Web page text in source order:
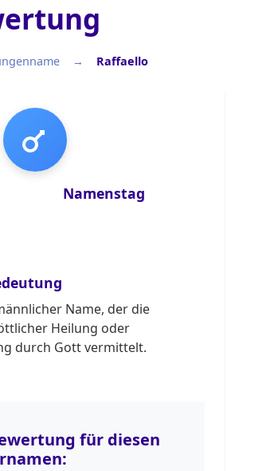
Raffaello
Jungenname
Namenstag
Name, der die
Heilung oder
durch Gott vermittelt.
für diesen